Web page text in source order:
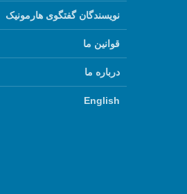
نویسندگان گفتگوی هارمونیک
قوانین ما
درباره ما
English